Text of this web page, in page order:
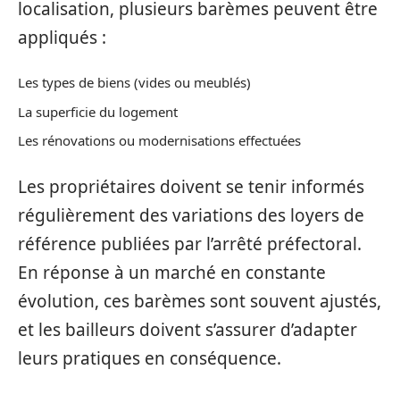
localisation, plusieurs barèmes peuvent être
appliqués :
Les types de biens (vides ou meublés)
La superficie du logement
Les rénovations ou modernisations effectuées
Les propriétaires doivent se tenir informés
régulièrement des variations des loyers de
référence publiées par l’arrêté préfectoral.
En réponse à un marché en constante
évolution, ces barèmes sont souvent ajustés,
et les bailleurs doivent s’assurer d’adapter
leurs pratiques en conséquence.